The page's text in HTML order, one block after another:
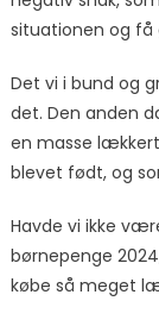
situationen og få
Det vi i bund og
det. Den anden
en masse
blevet født, og
Havde vi ikke
børnepenge
købe så meget